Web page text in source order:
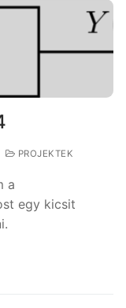
PROJEKTEK
a
egy kicsit